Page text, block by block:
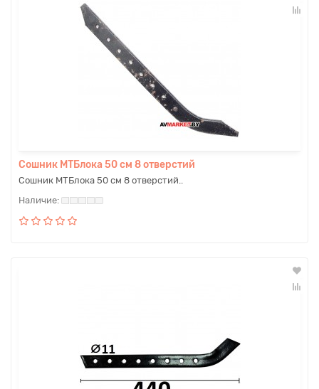
Сошник МТБлока 50 см 8 отверстий
Сошник МТБлока 50 см 8 отверстий..